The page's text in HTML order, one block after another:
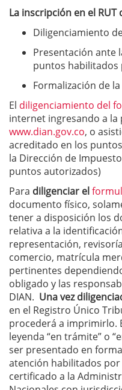
La inscripción en el
Diligenciamiento
Presentación ante
puntos habilitados
Formalización de
El diligenciamiento del
internet ingresando a la
www.dian.gov.co, o
acreditado en los
la Dirección de
puntos autorizados)
Para diligenciar el
documento físico,
tener a disposición los
relativa a la
representación,
comercio, matrícula
pertinentes
obligado y las
DIAN. Una vez
en el Registro Único
procederá a imprimirlo.
leyenda “en trámite” o
ser presentado en
atención habilitados
certificado a la